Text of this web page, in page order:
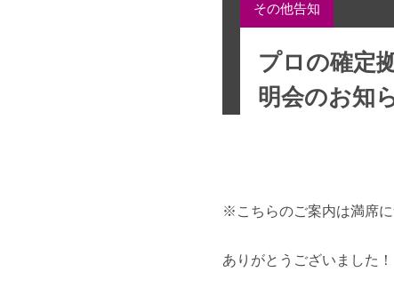
その他告知
プロの確定
明会のお知
※こちらのご案内は満席
ありがとうございました！